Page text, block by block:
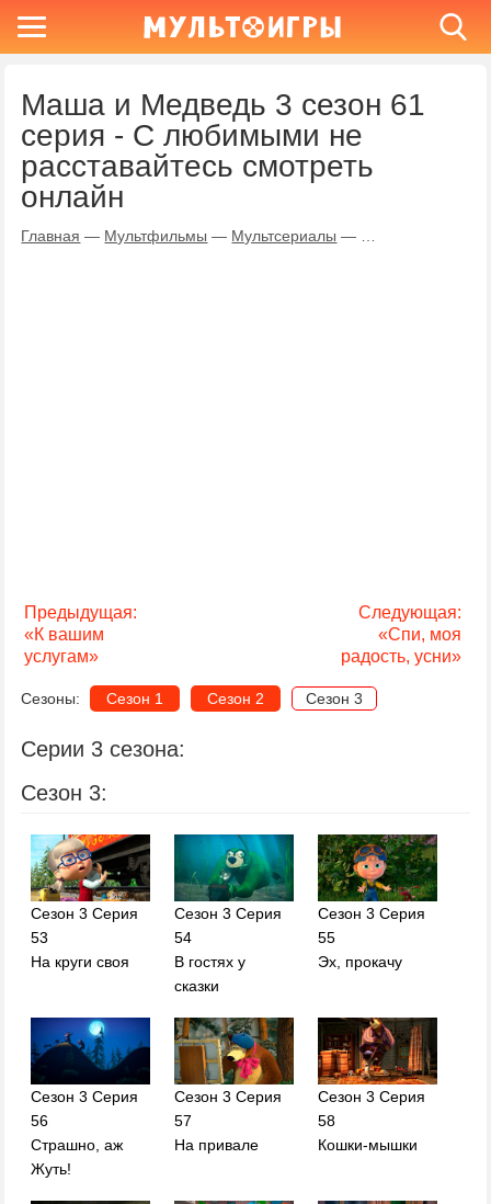
Маша и Медведь 3 сезон 61
серия - С любимыми не
расставайтесь смотреть
онлайн
Главная — Мультфильмы — Мультсериалы —
Предыдущая:
«К вашим
услугам»
Следующая:
«Спи, моя
радость, усни»
Сезоны: Сезон 1 Сезон 2 Сезон 3
Серии 3 сезона:
Сезон 3:
Сезон 3 Серия
53
На круги своя
Сезон 3 Серия
54
В гостях у
сказки
Сезон 3 Серия
55
Эх, прокачу
Сезон 3 Серия
56
Страшно, аж
Жуть!
Сезон 3 Серия
57
На привале
Сезон 3 Серия
58
Кошки-мышки